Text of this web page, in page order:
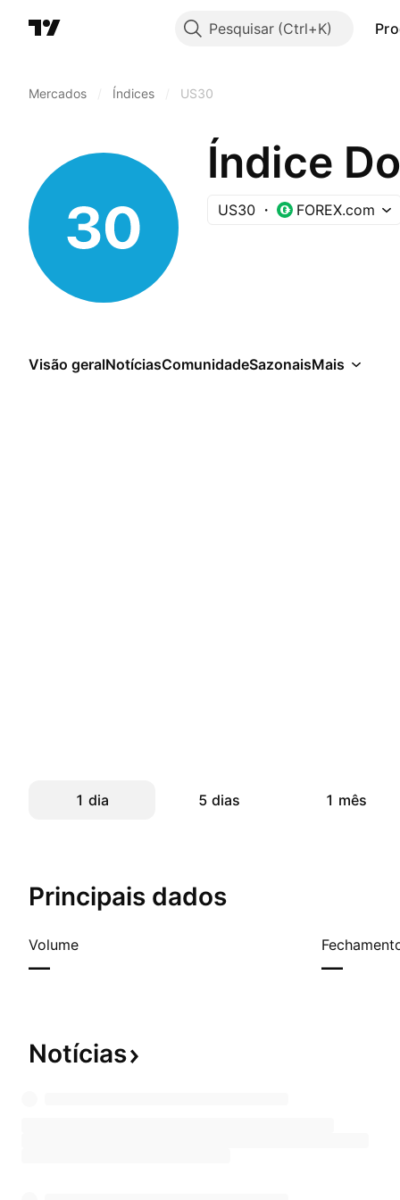
Pesquisar
Mercados Índices US30
Índice
US30 FOREX.com
Visão geralNotíciasComunidadeSazonaisMais
1 dia 5 dias 1 mês
Principais dados
Volume
— —
Notícias